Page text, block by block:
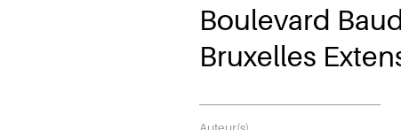
Boulevard
Bruxelles